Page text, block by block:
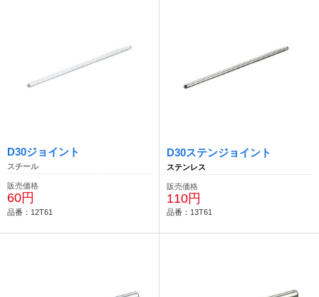
D30ジョイント
スチール
販売価格
60円
品番：12T61
D30ステンジョイント
ステンレス
販売価格
110円
品番：13T61